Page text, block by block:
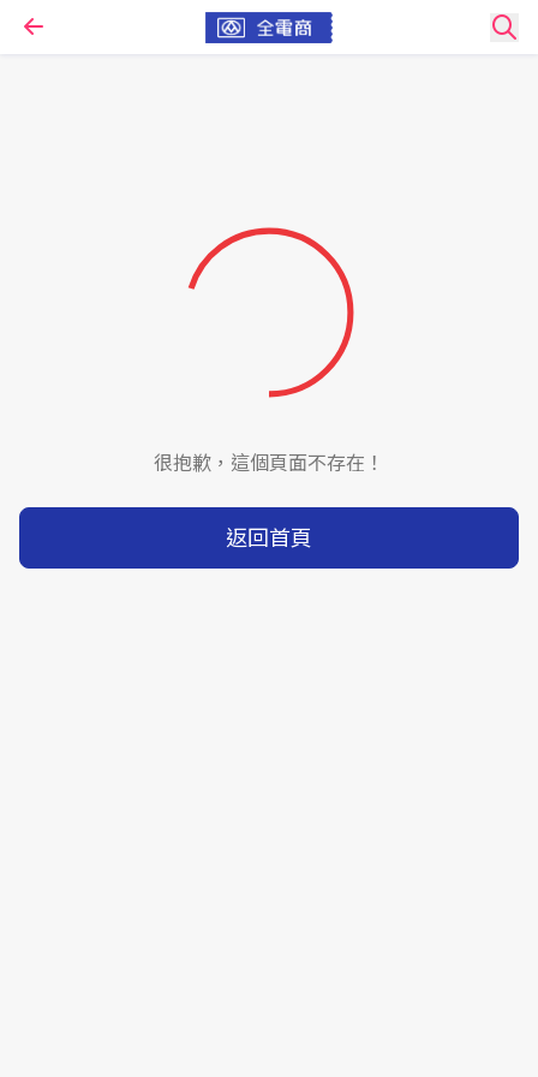
很抱歉，這個頁面不存在！
返回首頁